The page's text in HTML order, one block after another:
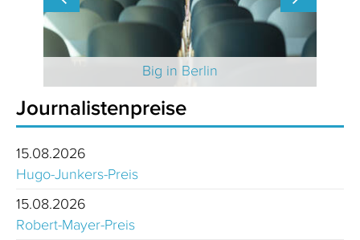
Big in Berlin
Journalistenpreise
15.08.2026
Hugo-Junkers-Preis
15.08.2026
Robert-Mayer-Preis